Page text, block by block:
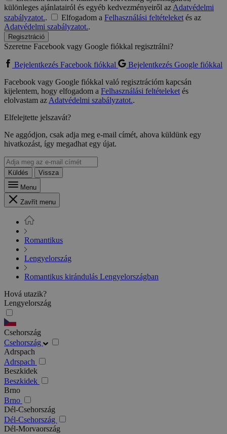
különleges ajánlatairól és egyéb kedvezményeiről azAdatvédelmi
szabályzatot.. Elfogadom a Felhasználási feltételeketés az
Adatvédelmi szabályzatot..
Regisztráció
Szeretne Facebook vagy Google fiókkal regisztrálni?
Bejelentkezés Facebook fiókkal
Bejelentkezés Google fiókkal
Facebook vagy Google fiókkal való regisztrációm kapcsán
kijelentem, hogy elfogadom a Felhasználási feltételeketés
elolvastam azAdatvédelmi szabályzatot..
Elfelejtette jelszavát?
Ne aggódjon, csak adja meg e-mail címét, ahova küldünk egy
hivatkozást, így megadhat egy újat.
Küldés
Vissza
Menu
Zavřít menu
Romantikus
Lengyelország
Romantikus kirándulás Lengyelországban
Hová utazik?
Lengyelország
Csehország
Csehország
Adrspach
Adrspach
Beszkidek
Beszkidek
Brno
Brno
Dél-Csehország
Dél-Csehország
Dél-Morvaország